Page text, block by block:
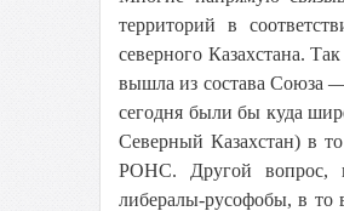
территорий в
северного Казахстана.
вышла из состава Союза
сегодня были бы куда
Северный Казахстан) в
РОНС. Другой вопрос,
либералы-русофобы, в то